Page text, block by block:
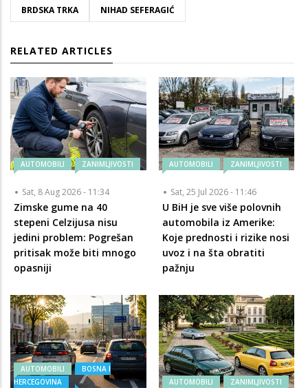
BRDSKA TRKA NIHAD SEFERAGIĆ
RELATED ARTICLES
AUTOMOBILI ZANIMLJIVOSTI
Sat, 8 Aug 2026 - 11:34
Zimske gume na 40
stepeni Celzijusa nisu
jedini problem: Pogrešan
pritisak može biti mnogo
opasniji
AUTOMOBILI ZANIMLJIVOSTI
Sat, 25 Jul 2026 - 11:46
U BiH je sve više polovnih
automobila iz Amerike:
Koje prednosti i rizike nosi
uvoz i na šta obratiti
pažnju
AUTOMOBILI
BOSNA I
HERCEGOVINA
AUTOMOBILI ZANIMLJIVOSTI